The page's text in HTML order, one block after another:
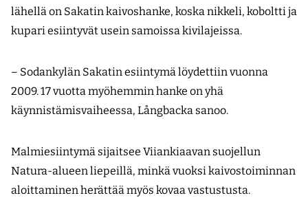
lähellä on Sakatin kaivoshanke, koska nikkeli, koboltti ja
kupari esiintyvät usein samoissa kivilajeissa.
– Sodankylän Sakatin esiintymä löydettiin vuonna
2009. 17 vuotta myöhemmin hanke on yhä
käynnistämisvaiheessa, Långbacka sanoo.
Malmiesiintymä sijaitsee Viiankiaavan suojellun
Natura-alueen liepeillä, minkä vuoksi kaivostoiminnan
aloittaminen herättää myös kovaa vastustusta.